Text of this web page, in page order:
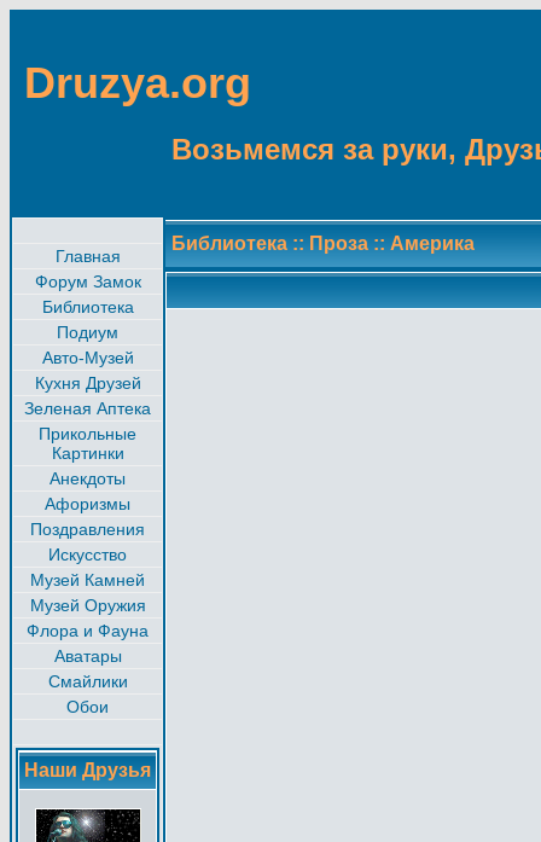
Druzya.org
Возьмемся за руки,
Главная
Форум Замок
Библиотека
Подиум
Авто-Музей
Кухня Друзей
Зеленая Аптека
Прикольные
Картинки
Анекдоты
Афоризмы
Поздравления
Искусство
Музей Камней
Музей Оружия
Флора и Фауна
Аватары
Смайлики
Обои
Наши Друзья
Библиотека :: Проза :: Америка